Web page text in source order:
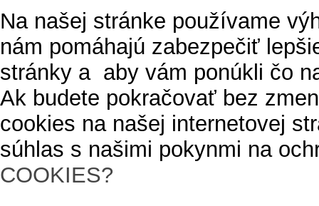
Na našej stránke používame
nám pomáhajú zabezpečiť
stránky a aby vám ponúkli čo
Ak budete pokračovať bez
cookies na našej internetovej
súhlas s našimi pokynmi na
COOKIES?